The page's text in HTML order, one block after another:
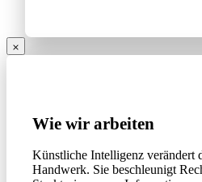
Wie wir arbeiten
Künstliche Intelligenz verändert
Handwerk. Sie beschleunigt